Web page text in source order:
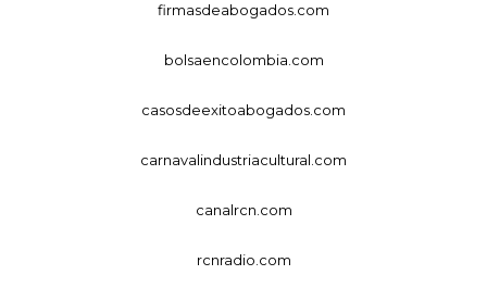
firmasdeabogados.com
bolsaencolombia.com
casosdeexitoabogados.com
carnavalindustriacultural.com
canalrcn.com
rcnradio.com